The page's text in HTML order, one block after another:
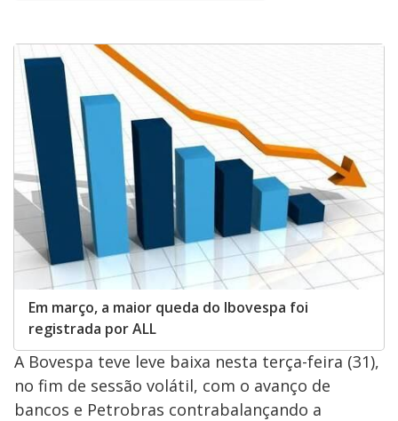
Em março, a maior queda do Ibovespa foi
registrada por ALL
A Bovespa teve leve baixa nesta terça-feira (31),
no fim de sessão volátil, com o avanço de
bancos e Petrobras contrabalançando a